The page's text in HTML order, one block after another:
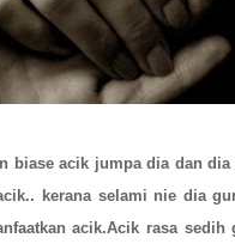
biase acik jumpa dia dan dia
kerana selami nie dia
acik.Acik rasa